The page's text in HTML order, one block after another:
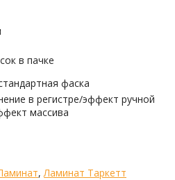
в пачке
фаска
в регистре/эффект ручной
массива
, Ламинат Таркетт